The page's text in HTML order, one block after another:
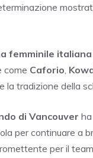
femminile italiana
come Caforio
tradizione della
di Vancouver
per continuare a
per il